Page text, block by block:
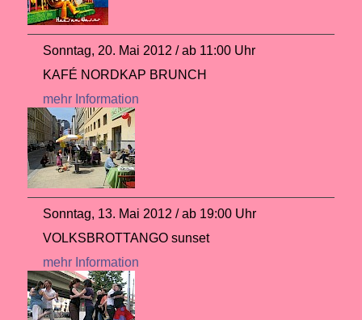
Sonntag, 20. Mai 2012 / ab 11:00 Uhr
KAFÉ NORDKAP BRUNCH
mehr Information
Sonntag, 13. Mai 2012 / ab 19:00 Uhr
VOLKSBROTTANGO sunset
mehr Information